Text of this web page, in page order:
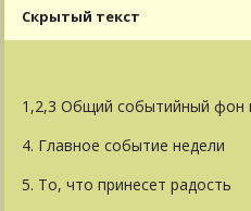
Скрытый текст
1,2,3 Общий событийный фон
4. Главное событие недели
5. То, что принесет радость